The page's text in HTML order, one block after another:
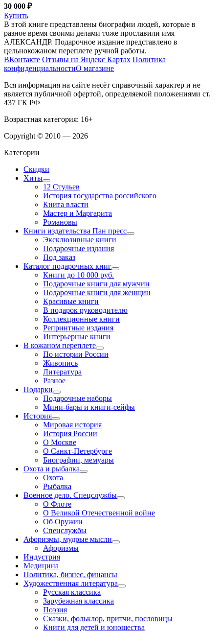
30 000 ₽
Купить
В этой книге представлены биографии людей, которые в
разное время своими делами тоже прославили имя
АЛЕКСАНДР. Подарочное издание представлено в
цельнокожаном переплете ручной работы.
ВКонтакте Отзывы на Яндекс Картах Политика
конфиденциальностиО магазине
Вся информация на сайте несёт справочный характер и не
является публичной офертой, определяемой положениями ст.
437 ГК РФ
Возрастная категория: 16+
Copyright © 2010 — 2026
Категории
Скидки
Хиты
12 Стульев
История государства российского
Книга власти
Мастер и Маргарита
Романовы
Книги издательства Пан пресс
Эксклюзивные книги
Подарочные издания
Под заказ
Каталог подарочных книг
Книги до 10 000 руб.
Подарочные книги для мужчин
Подарочные книги для женщин
Красивые книги
В подарок руководителю
Коллекционные книги
Репринтные издания
Интерьерные книги
В кожаном переплете
По истории России
Живопись
Литература
Разное
Подарки
Подарочные наборы
Мини-бары и книги-сейфы
История
Мировая история
История России
О Москве
О Санкт-Петербурге
Биографии, мемуары
Охота и рыбалка
Охота
Рыбалка
Военное дело. Спецслужбы
О Флоте
О Великой Отечественной войне
Об Оружии
Спецслужбы
Афоризмы, мудрые мысли
Афоризмы
Индустрия
Медицина
Политика, бизнес, финансы
Художественная литература
Русская классика
Зарубежная классика
Поэзия
Сказки, фольклор, притчи, пословицы
Книги для детей и юношества